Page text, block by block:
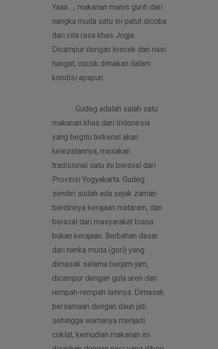
Yaaa…., makanan manis gurih dari
nangka muda satu ini patut dicoba
dari cita rasa khas Jogja.
Dicampur dengan krecek dan nasi
hangat, cocok dimakan dalam
kondisi apapun.
Gudeg adalah salah satu
makanan khas dari Indonesia
yang begitu terkenal akan
kelezatannya, masakan
tradisional satu ini berasal dari
Provinsi Yogyakarta. Gudeg
sendiri sudah ada sejak zaman
berdirinya kerajaan mataram, dan
berasal dari masyarakat biasa
bukan kerajaan. Berbahan dasar
dari nanka muda (gori) yang
dimasak selama berjam-jam,
dicampur dengan gula aren dan
rempah-rempah lainnya. Dimasak
bersamaan dengan daun jati
sehingga warnanya menjadi
coklat, kemudian makanan ini